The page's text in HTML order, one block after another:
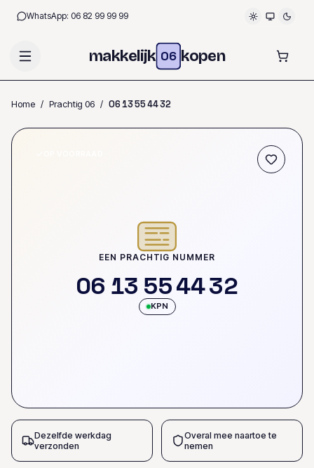
WhatsApp: 06 82 99 99 99
makkelijk 06 kopen
Home / Prachtig 06 / 0613554432
EEN PRACHTIG NUMMER
06 13 554432
KPN
Dezelfde werkdag
verzonden
Overal mee naartoe te
nemen